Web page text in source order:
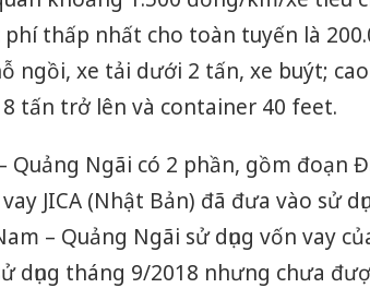
phí thấp nhất cho toàn tuyến là
ngồi, xe tải dưới 2 tấn, xe buýt;
tấn trở lên và container 40 feet.
Quảng Ngãi có 2 phần, gồm đoạn
JICA (Nhật Bản) đã đưa vào sử
– Quảng Ngãi sử dụng vốn vay
dụng tháng 9/2018 nhưng chưa